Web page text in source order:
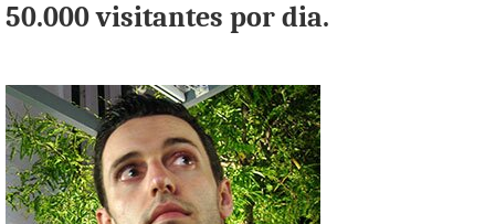
50.000 visitantes por dia.